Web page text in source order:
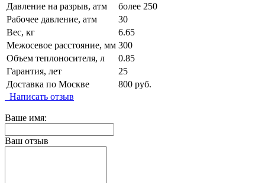
Давление на разрыв, атм
более 250
Рабочее давление, атм
30
Вес, кг
6.65
Межосевое расстояние, мм 300
Объем теплоносителя, л
0.85
Гарантия, лет
25
Доставка по Москве
800 руб.
Написать отзыв
Ваше имя:
Ваш отзыв